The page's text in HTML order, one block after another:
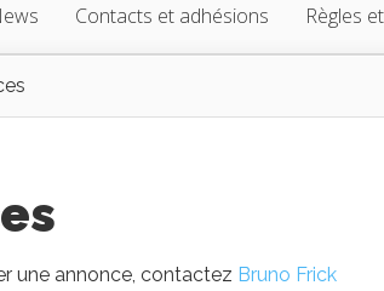
Contacts et adhésions Règles
une annonce, contactez Bruno Frick